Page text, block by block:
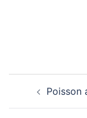
d’articlePoisson